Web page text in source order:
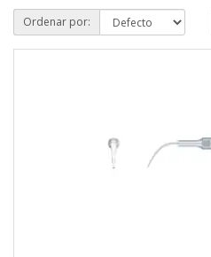
Ordenar por: